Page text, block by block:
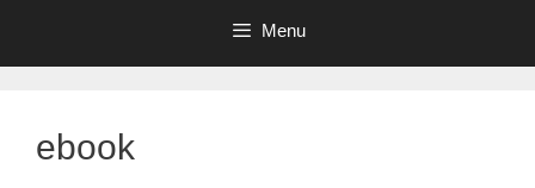
Menu
ebook